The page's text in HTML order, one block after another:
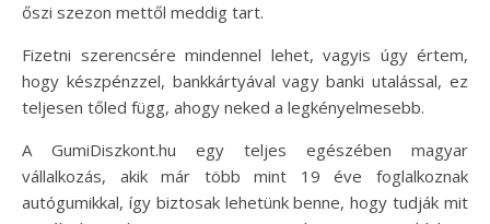
őszi szezon mettől meddig tart.
Fizetni szerencsére mindennel lehet, vagyis úgy értem,
hogy készpénzzel, bankkártyával vagy banki utalással, ez
teljesen tőled függ, ahogy neked a legkényelmesebb.
A GumiDiszkont.hu egy teljes egészében magyar
vállalkozás, akik már több mint 19 éve foglalkoznak
autógumikkal, így biztosak lehetünk benne, hogy tudják mit